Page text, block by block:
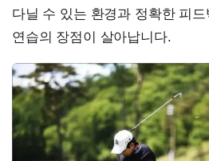
다닐 수 있는 환경과 정확한 피
연습의 장점이 살아납니다.